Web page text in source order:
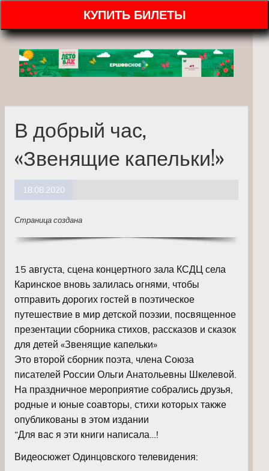
КУПИТЬ БИЛЕТЫ
В добрый час,
«Звенящие капельки!»
18.08.2020
Страница создана
15 августа, сцена концертного зала КСДЦ села
Каринское вновь залилась огнями, чтобы
отправить дорогих гостей в поэтическое
путешествие в мир детской поэзии, посвященное
презентации сборника стихов, рассказов и сказок
для детей «Звенящие капельки»
Это второй сборник поэта, члена Союза
писателей России Ольги Анатольевны Шкелевой.
На праздничное мероприятие собрались друзья,
родные и юные соавторы, стихи которых также
опубликованы в этом издании
“Для вас я эти книги написала…!
Видеосюжет Одинцовского телевидения: